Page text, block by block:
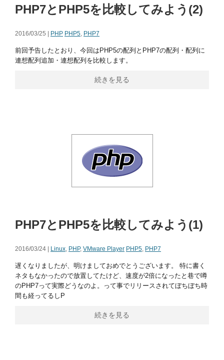
PHP7とPHP5を比較してみよう(2)
2016/03/25 | PHP PHP5, PHP7
前回予告したとおり、今回はPHP5の配列とPHP7の配列・配列に
連想配列追加・連想配列を比較します。
続きを見る
PHP7とPHP5を比較してみよう(1)
2016/03/24 | Linux, PHP, VMware Player PHP5, PHP7
遅くなりましたが、明けましておめでとうございます。 特に書く
ネタもなかったので放置してたけど、速度が2倍になったと巷で噂
のPHP7って実際どうなのよ。って事でリリースされてぼちぼち時
間も経ってるしP
続きを見る